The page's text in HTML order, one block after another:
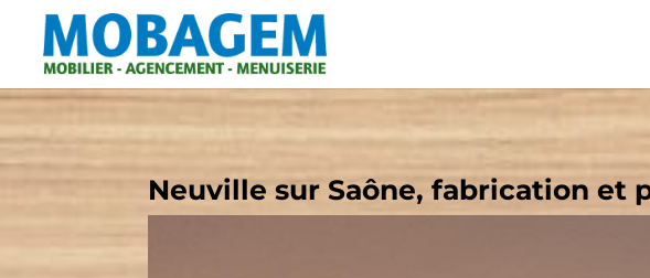
Neuville sur Saône, fabrication et